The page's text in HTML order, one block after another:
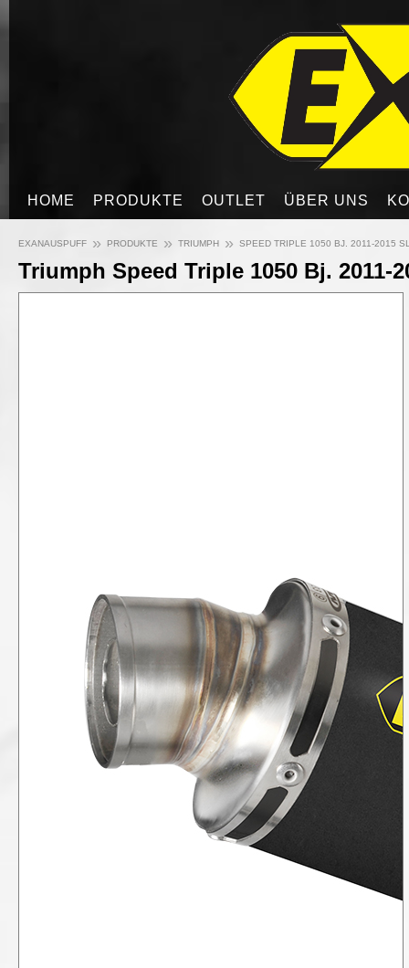
HOME PRODUKTE OUTLET ÜBER UNS
EXANAUSPUFF » PRODUKTE » TRIUMPH » SPEED TRIPLE 1050 BJ. 2011-2015
Triumph Speed Triple 1050 Bj. 2011-